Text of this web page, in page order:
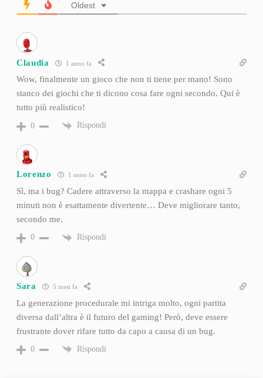
Oldest
Claudia 1 anno fa
Wow, finalmente un gioco che non ti tiene per mano! Sono
stanco dei giochi che ti dicono cosa fare ogni secondo. Qui è
tutto più realistico!
0 Rispondi
Lorenzo 1 anno fa
Sì, ma i bug? Cadere attraverso la mappa e crashare ogni 5
minuti non è esattamente divertente… Deve migliorare tanto,
secondo me.
0 Rispondi
Sara 5 mesi fa
La generazione procedurale mi intriga molto, ogni partita
diversa dall’altra è il futuro del gaming! Però, deve essere
frustrante dover rifare tutto da capo a causa di un bug.
0 Rispondi